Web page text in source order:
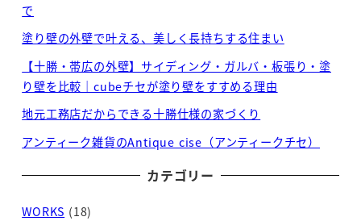
で
塗り壁の外壁で叶える、美しく長持ちする住まい
【十勝・帯広の外壁】サイディング・ガルバ・板張り・塗
り壁を比較｜cubeチセが塗り壁をすすめる理由
地元工務店だからできる十勝仕様の家づくり
アンティーク雑貨のAntique cise（アンティークチセ）
カテゴリー
WORKS (18)